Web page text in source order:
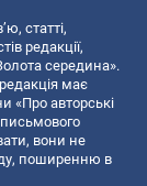
статті,
редакції,
середина».
має
«Про авторські
письмового
вони не
поширенню в